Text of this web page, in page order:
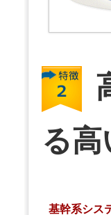
る
基幹系シス